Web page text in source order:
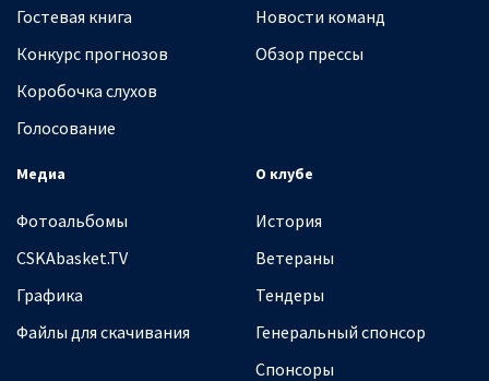
Гостевая книга
Конкурс прогнозов
Коробочка слухов
Голосование
Новости команд
Обзор прессы
Медиа
Фотоальбомы
CSKAbasket.TV
Графика
Файлы для скачивания
О клубе
История
Ветераны
Тендеры
Генеральный спонсор
Спонсоры